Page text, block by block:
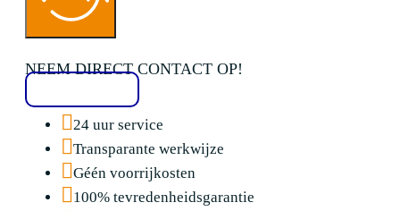
NEEM DIRECT CONTACT OP!
24 uur service
Transparante werkwijze
Géén voorrijkosten
100% tevredenheidsgarantie